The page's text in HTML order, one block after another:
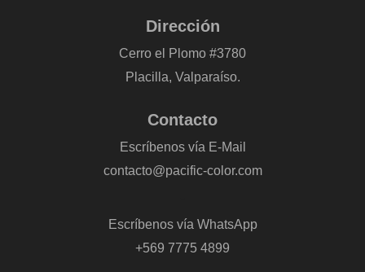
Dirección
Cerro el Plomo #3780
Placilla, Valparaíso.
Contacto
Escríbenos vía E-Mail
contacto@pacific-color.com
Escríbenos vía WhatsApp
+569 7775 4899